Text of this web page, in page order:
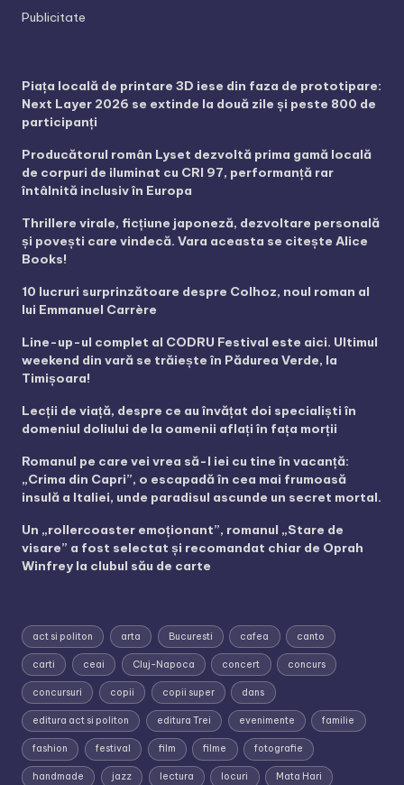
Publicitate
Piața locală de printare 3D iese din faza de prototipare:
Next Layer 2026 se extinde la două zile și peste 800 de
participanți
Producătorul român Lyset dezvoltă prima gamă locală
de corpuri de iluminat cu CRI 97, performanță rar
întâlnită inclusiv în Europa
Thrillere virale, ficțiune japoneză, dezvoltare personală
și povești care vindecă. Vara aceasta se citește Alice
Books!
10 lucruri surprinzătoare despre Colhoz, noul roman al
lui Emmanuel Carrère
Line-up-ul complet al CODRU Festival este aici. Ultimul
weekend din vară se trăiește în Pădurea Verde, la
Timișoara!
Lecții de viață, despre ce au învățat doi specialiști în
domeniul doliului de la oamenii aflați în fața morții
Romanul pe care vei vrea să-l iei cu tine în vacanță:
„Crima din Capri”, o escapadă în cea mai frumoasă
insulă a Italiei, unde paradisul ascunde un secret mortal.
Un „rollercoaster emoționant”, romanul „Stare de
visare” a fost selectat și recomandat chiar de Oprah
Winfrey la clubul său de carte
act si politon arta Bucuresti cafea canto
carti ceai Cluj-Napoca concert concurs
concursuri copii copii super dans
editura act si politon editura Trei evenimente familie
fashion festival film filme fotografie
handmade jazz lectura locuri Mata Hari